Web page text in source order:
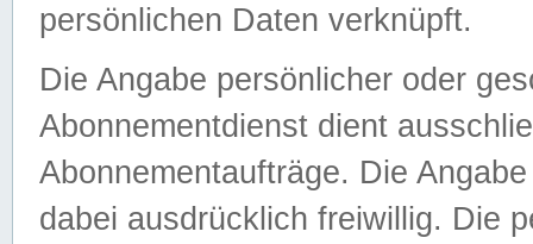
persönlichen Daten verknüpft.
Die Angabe persönlicher oder
Abonnementdienst dient
Abonnementaufträge. Die
dabei ausdrücklich freiwillig. Die